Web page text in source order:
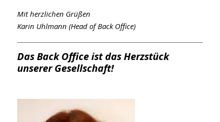
Mit herzlichen Grüßen
Karin Uhlmann (Head of Back Office)
Das Back Office ist das Herzstück
unserer Gesellschaft!